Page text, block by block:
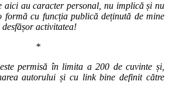
aici au caracter personal, nu implică și nu
formă cu funcția publică deținută de mine
activitatea!
*
permisă în limita a 200 de cuvinte și,
autorului și cu link bine definit către